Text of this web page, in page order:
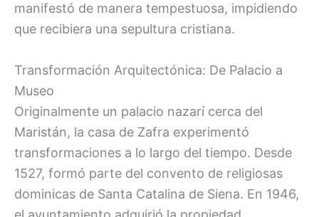
manifestó de manera tempestuosa, impidiendo
que recibiera una sepultura cristiana.
Transformación Arquitectónica: De Palacio a
Museo
Originalmente un palacio nazarí cerca del
Maristán, la casa de Zafra experimentó
transformaciones a lo largo del tiempo. Desde
1527, formó parte del convento de religiosas
dominicas de Santa Catalina de Siena. En 1946,